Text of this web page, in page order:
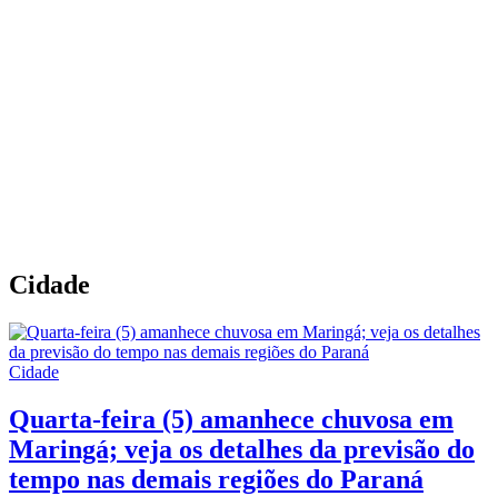
Cidade
Cidade
Quarta-feira (5) amanhece chuvosa em
Maringá; veja os detalhes da previsão do
tempo nas demais regiões do Paraná